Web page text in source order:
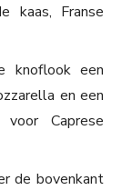
kaas, Franse
knoflook een
en een
Caprese
de bovenkant